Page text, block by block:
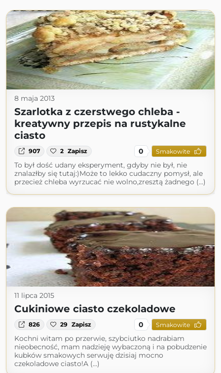
8 maja 2013
Szarlotka z czerstwego chleba -
kreatywny przepis na rustykalne
ciasto
907 2 Zapisz 0 Smakowite
To był dość udany eksperyment, gdyby nie był, nie
znalazłby się tutaj:)Może to lekko cudaczny pomysł, ale
przecież chleba wyrzucać nie wolno,zresztą żadnego (...)
11 lipca 2015
Cukiniowe ciasto czekoladowe
826 29 Zapisz 0 Smakowite
Kochni witam po przerwie, szybciutko nadrabiam
nieobecność, mam nadzieję wybaczoną i na pobudzenie
kubków smakowych serwuję dzisiaj mocno
czekoladowe ciasto!A (...)